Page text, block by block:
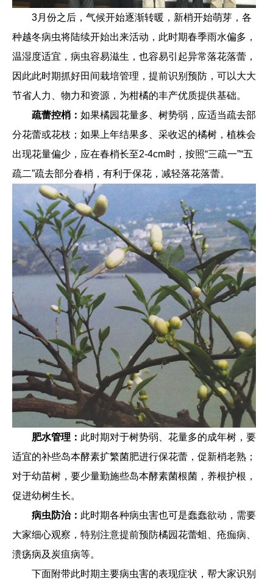
3月份之后，气候开始逐渐转暖，新梢开始萌芽，各
种越冬病虫将陆续开始出来活动，此时期春季雨水偏多，
温湿度适宜，病虫容易滋生，也容易引起异常落花落蕾，
因此此时期抓好田间栽培管理，提前识别预防，可以大大
节省人力、物力和资源，为柑橘的丰产优质提供基础。
疏蕾控梢： 如果橘园花量多、树势弱，应适当疏去部
分花蕾或花枝；如果上年结果多、采收迟的橘树，植株会
出现花量偏少，应在春梢长至2-4cm时，按照“三疏一”“五
疏二”疏去部分春梢，有利于保花，减轻落花落蕾。
肥水管理： 此时期对于树势弱、花量多的成年树，要
适宜的补些岛本酵素扩繁菌肥进行保花蕾，促新梢老熟；
对于幼苗树，要少量勤施些岛本酵素菌根菌，养根护根，
促进幼树生长。
病虫防治： 此时期各种病虫害也可是蠢蠢欲动，需要
大家细心观察，特别注意提前预防橘园花蕾蛆、疮痂病、
溃疡病及炭疽病等。
下面附带此时期主要病虫害的表现症状，帮大家识别